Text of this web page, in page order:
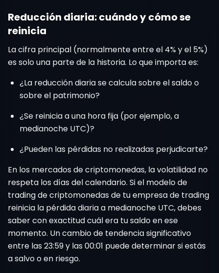
Reducción diaria: cuándo y cómo se
reinicia
La cifra principal (normalmente entre el 4% y el 5%)
es solo una parte de la historia. Lo que importa es:
¿La reducción diaria se calcula sobre el saldo o
sobre el patrimonio?
¿Se reinicia a una hora fija (por ejemplo, a
medianoche UTC)?
¿Pueden las pérdidas no realizadas perjudicarte?
En los mercados de criptomonedas, la volatilidad no
respeta los días del calendario. Si el modelo de
trading de criptomonedas de tu empresa de trading
reinicia la pérdida diaria a medianoche UTC, debes
saber con exactitud cuál era tu saldo en ese
momento. Un cambio de tendencia significativo
entre las 23:59 y las 00:01 puede determinar si estás
a salvo o en riesgo.